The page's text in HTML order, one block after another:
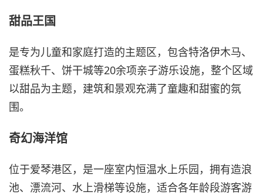
甜品王国
是专为儿童和家庭打造的主题区，包含特洛伊木马、
蛋糕秋千、饼干城等20余项亲子游乐设施，整个区域
以甜品为主题，建筑和景观充满了童趣和甜蜜的氛
围。
奇幻海洋馆
位于爱琴港区，是一座室内恒温水上乐园，拥有造浪
池、漂流河、水上滑梯等设施，适合各年龄段游客游